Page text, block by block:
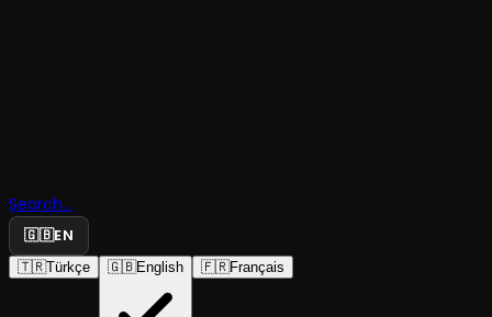
Search...
🇬🇧EN
🇹🇷Türkçe 🇬🇧English 🇫🇷Français
Stand Up